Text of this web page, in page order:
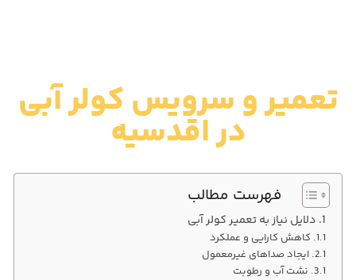
تعمیر و سرویس کولر آبی
در اقدسیه
فهرست مطالب
دلایل نیاز به تعمیر کولر آبی
کاهش کارایی و عملکرد
ایجاد صداهای غیرمعمول
نشت آب و رطوبت